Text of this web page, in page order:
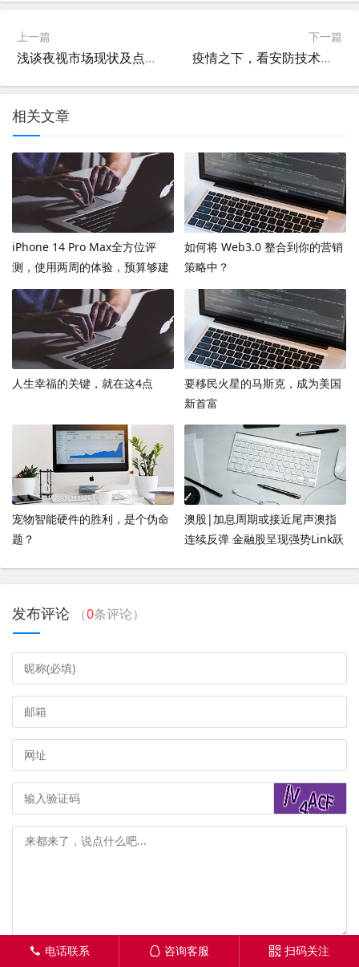
上一篇
浅谈夜视市场现状及点阵式红外技术
下一篇
疫情之下，看安防技术如何大展身手
相关文章
iPhone 14 Pro Max全方位评
测，使用两周的体验，预算够建
议上max
如何将 Web3.0 整合到你的营销
策略中？
人生幸福的关键，就在这4点
要移民火星的马斯克，成为美国
新首富
宠物智能硬件的胜利，是个伪命
题？
澳股|加息周期或接近尾声澳指
连续反弹 金融股呈现强势Link跃
发布评论 （0条评论）
󦁁 电话联系 󦊱 咨询客服 󦦡 扫码关注